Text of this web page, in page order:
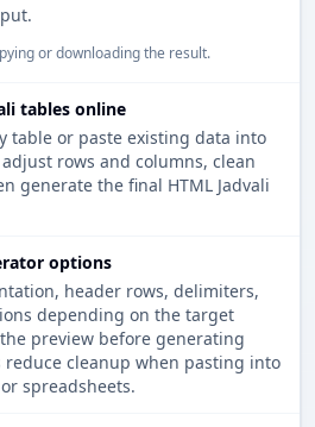
or downloading the result.
tables online
table or paste existing data into
rows and columns, clean
generate the final HTML Jadvali
options
header rows, delimiters,
depending on the target
preview before generating
reduce cleanup when pasting into
spreadsheets.